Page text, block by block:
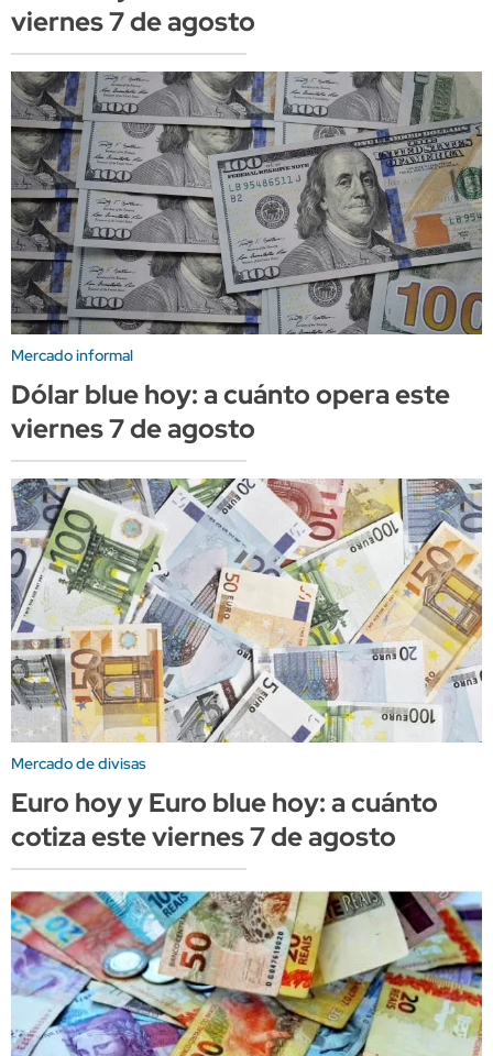
viernes 7 de agosto
Mercado informal
Dólar blue hoy: a cuánto opera este
viernes 7 de agosto
Mercado de divisas
Euro hoy y Euro blue hoy: a cuánto
cotiza este viernes 7 de agosto